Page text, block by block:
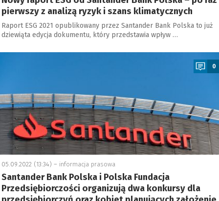
pierwszy z analizą ryzyk i szans klimatycznych
Raport ESG 2021 opublikowany przez Santander Bank Polska to już
dziewiąta edycja dokumentu, który przedstawia wpływ …
0
05.09.2022 (13:34) – informacja prasowa
Santander Bank Polska i Polska Fundacja
Przedsiębiorczości organizują dwa konkursy dla